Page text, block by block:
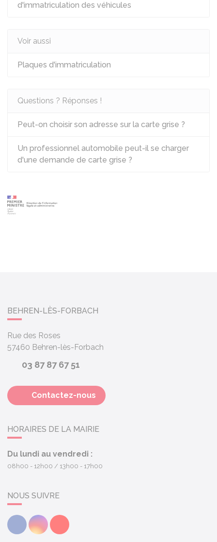
d'immatriculation des véhicules
Voir aussi
Plaques d'immatriculation
Questions ? Réponses !
Peut-on choisir son adresse sur la carte grise ?
Un professionnel automobile peut-il se charger
d'une demande de carte grise ?
BEHREN-LÈS-FORBACH
Rue des Roses
57460 Behren-lès-Forbach
03 87 87 67 51
Contactez-nous
HORAIRES DE LA MAIRIE
Du lundi au vendredi :
08h00 - 12h00 13h00 - 17h00
NOUS SUIVRE
FacebookInstagramYoutube